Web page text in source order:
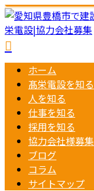
ホーム
髙栄電設を知る
人を知る
仕事を知る
採用を知る
協力会社様募集
ブログ
コラム
サイトマップ